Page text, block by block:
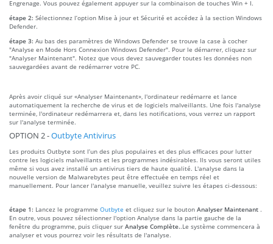
Engrenage. Vous pouvez également appuyer sur la combinaison de touches Win + I.
étape 2: Sélectionnez l’option Mise à jour et Sécurité et accédez à la section Windows
Defender.
étape 3: Au bas des paramètres de Windows Defender se trouve la case à cocher
"Analyse en Mode Hors Connexion Windows Defender". Pour le démarrer, cliquez sur
"Analyser Maintenant". Notez que vous devez sauvegarder toutes les données non
sauvegardées avant de redémarrer votre PC.
Après avoir cliqué sur «Analyser Maintenant», l'ordinateur redémarre et lance
automatiquement la recherche de virus et de logiciels malveillants. Une fois l'analyse
terminée, l'ordinateur redémarrera et, dans les notifications, vous verrez un rapport
sur l'analyse terminée.
OPTION 2 -Outbyte Antivirus
Les produits Outbyte sont l’un des plus populaires et des plus efficaces pour lutter
contre les logiciels malveillants et les programmes indésirables. Ils vous seront utiles
même si vous avez installé un antivirus tiers de haute qualité. L'analyse dans la
nouvelle version de Malwarebytes peut être effectuée en temps réel et
manuellement. Pour lancer l'analyse manuelle, veuillez suivre les étapes ci-dessous:
étape 1: Lancez le programme Outbyte et cliquez sur le bouton Analyser Maintenant .
En outre, vous pouvez sélectionner l'option Analyse dans la partie gauche de la
fenêtre du programme, puis cliquer sur Analyse Complète..Le système commencera à
analyser et vous pourrez voir les résultats de l'analyse.